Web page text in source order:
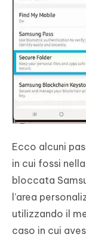
Ecco alcuni
in cui fossi
bloccata
l’area
utilizzando il
caso in cui